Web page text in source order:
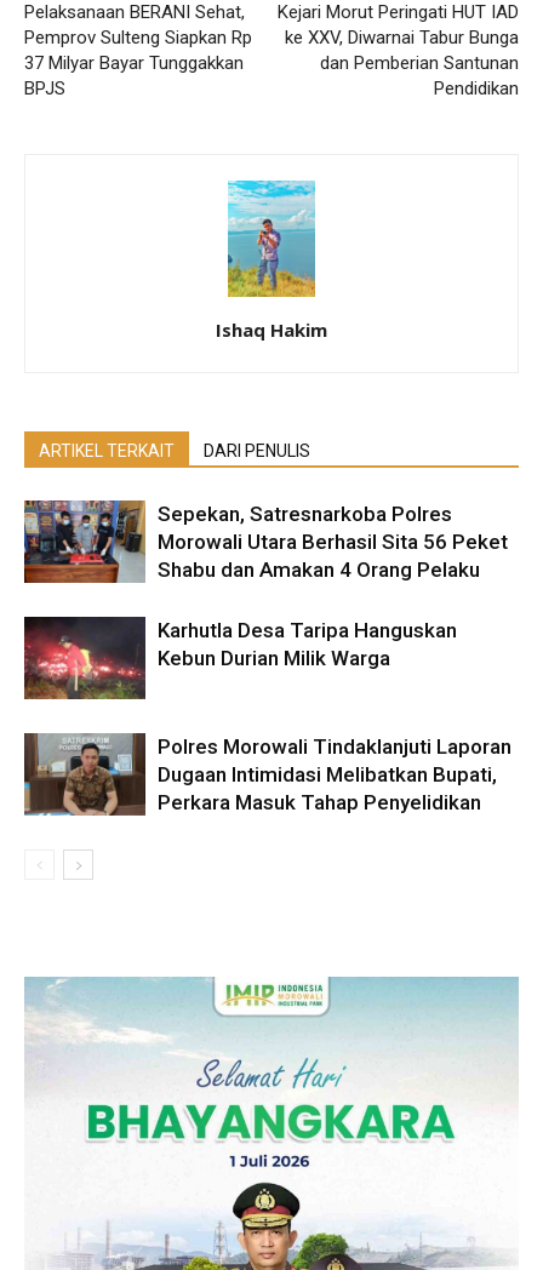
Pelaksanaan BERANI Sehat,
Pemprov Sulteng Siapkan Rp
37 Milyar Bayar Tunggakkan
BPJS
Kejari Morut Peringati HUT IAD
ke XXV, Diwarnai Tabur Bunga
dan Pemberian Santunan
Pendidikan
Ishaq Hakim
ARTIKEL TERKAIT DARI PENULIS
Sepekan, Satresnarkoba Polres
Morowali Utara Berhasil Sita 56 Peket
Shabu dan Amakan 4 Orang Pelaku
Karhutla Desa Taripa Hanguskan
Kebun Durian Milik Warga
Polres Morowali Tindaklanjuti Laporan
Dugaan Intimidasi Melibatkan Bupati,
Perkara Masuk Tahap Penyelidikan